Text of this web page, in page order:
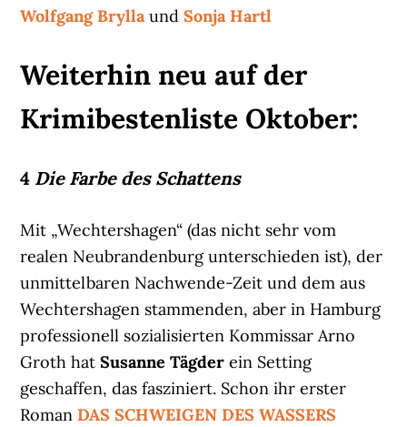
Wolfgang Brylla undSonja Hartl
Weiterhin neu auf der
Krimibestenliste Oktober:
4 Die Farbe des Schattens
Mit „Wechtershagen“ (das nicht sehr vom
realen Neubrandenburg unterschieden ist), der
unmittelbaren Nachwende-Zeit und dem aus
Wechtershagen stammenden, aber in Hamburg
professionell sozialisierten Kommissar Arno
Groth hatSusanne Tägder ein Setting
geschaffen, das fasziniert. Schon ihr erster
Roman DAS SCHWEIGEN DES WASSERS